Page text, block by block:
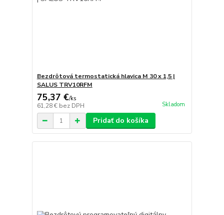
Bezdrôtová termostatická hlavica M 30 x 1,5 |
SALUS TRV10RFM
75,37 €/ks
61,28 € bez DPH Skladom
Pridať do košíka